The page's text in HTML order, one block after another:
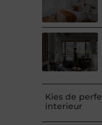
Kies de
interieur